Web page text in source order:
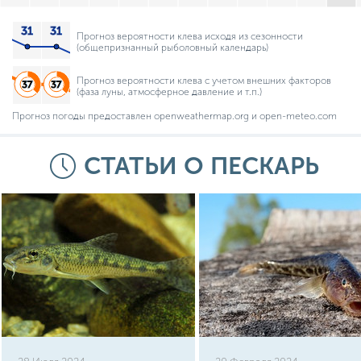
Прогноз вероятности клева исходя из сезонности
(общепризнанный рыболовный календарь)
Прогноз вероятности клева с учетом внешних факторов
(фаза луны, атмосферное давление и т.п.)
Прогноз погоды предоставлен openweathermap.org и open-meteo.com
СТАТЬИ О ПЕСКАРЬ